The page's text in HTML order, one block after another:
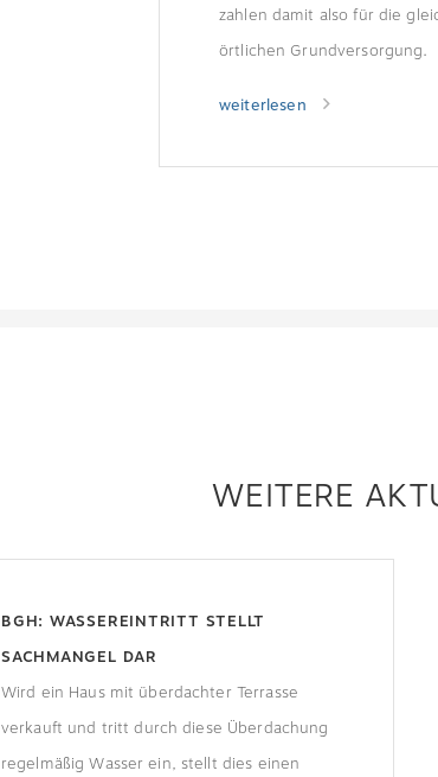
zahlen damit also für die
örtlichen Grundversorgung.
weiterlesen
WEITERE
BGH: WASSEREINTRITT STELLT
SACHMANGEL DAR
Wird ein Haus mit überdachter Terrasse
verkauft und tritt durch diese Überdachung
regelmäßig Wasser ein, stellt dies einen